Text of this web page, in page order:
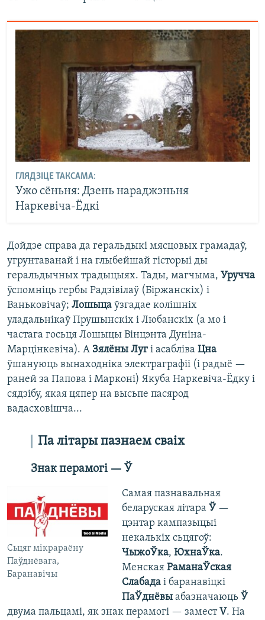
ГЛЯДЗІЦЕ ТАКСАМА:
Ужо сёньня: Дзень нараджэньня
Наркевіча-Ёдкі
Дойдзе справа да геральдыкі мясцовых грамадаў,
угрунтаванай і на глыбейшай гісторыі ды
геральдычных традыцыях. Тады, магчыма, Уручча
ўспомніць гербы Радзівілаў (Біржанскіх) і
Ваньковічаў; Лошыца ўзгадае колішніх
уладальнікаў Прушынскіх і Любанскіх (а мо і
частага госьця Лошыцы Вінцэнта Дуніна-
Марцінкевіча). А Зялёны Луг і асабліва Цна
ўшануюць вынаходніка электраграфіі (і радыё —
раней за Папова і Марконі) Якуба Наркевіча-Ёдку і
сядзібу, якая цяпер на высьпе пасярод
вадасховішча...
Па літары пазнаем сваіх
Знак перамогі — Ў
Сьцяг мікрараёну
Паўднёвага,
Баранавічы
Cамая пазнавальная
беларуская літара Ў—
цэнтар кампазыцыі
некалькіх сьцягоў:
ЧыжоЎка, ЮхнаЎка.
Менская РаманаЎская
Слабадаі баранавіцкі
ПаЎднёвыабазначаюць Ў
двума пальцамі, як знак перамогі — заместV. На